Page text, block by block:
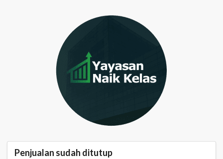
Penjualan sudah ditutup